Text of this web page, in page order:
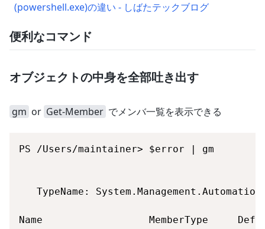
(powershell.exe)の違い - しばたテックブログ
便利なコマンド
オブジェクトの中身を全部吐き出す
gm or Get-Member でメンバ一覧を表示できる